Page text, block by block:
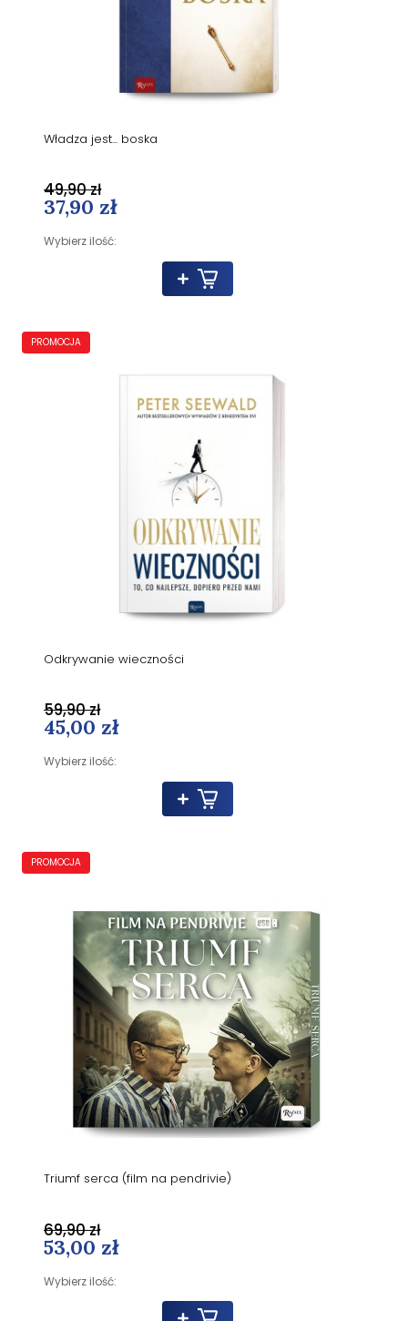
Władza jest... boska
37,90 zł
Wybierz ilość:
49,90 zł
Odkrywanie wieczności
45,00 zł
Wybierz ilość:
59,90 zł
PROMOCJA
Triumf serca (film na pendrivie)
53,00 zł
Wybierz ilość:
69,90 zł
PROMOCJA